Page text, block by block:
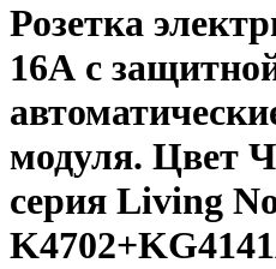
Розетка
16А с
модуля. Цвет
серия Living